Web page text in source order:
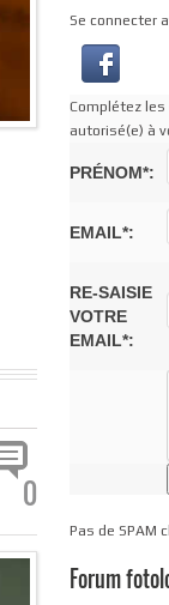
0
Se connecter
Complétez
autorisé(e) à
PRÉNOM*:
EMAIL*:
RE-SAISIE
VOTRE
EMAIL*:
Pas de SPAM
Forum